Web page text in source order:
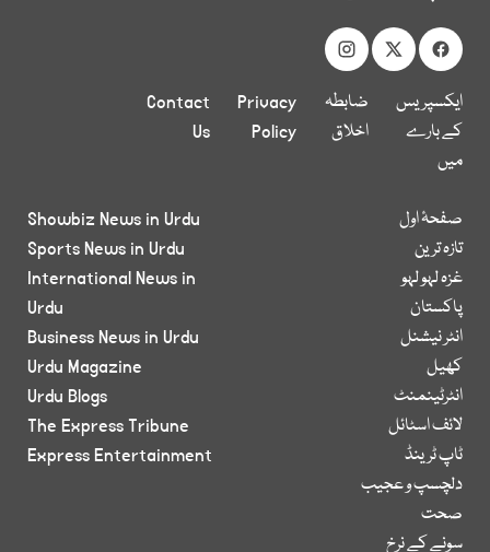
ایکسپریس
کے بارے
میں
ضابطہ
اخلاق
Privacy
Policy
Contact
Us
صفحۂ اول
تازہ ترین
غزہ لہو لہو
پاکستان
انٹر نیشنل
کھیل
انٹرٹینمنٹ
لائف اسٹائل
ٹاپ ٹرینڈ
دلچسپ و عجیب
صحت
سونے کے نرخ
Showbiz News in Urdu
Sports News in Urdu
International News in
Urdu
Business News in Urdu
Urdu Magazine
Urdu Blogs
The Express Tribune
Express Entertainment